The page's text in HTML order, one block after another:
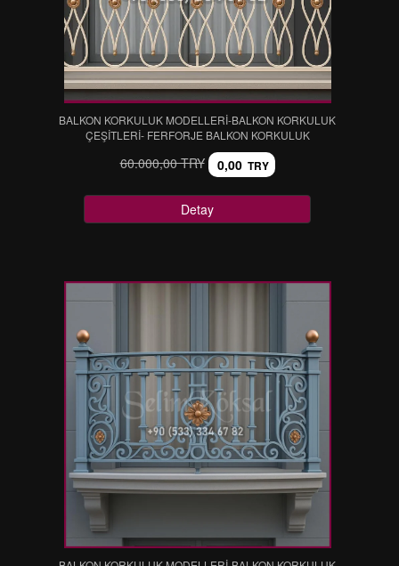
BALKON KORKULUK MODELLERİ-BALKON KORKULUK
ÇEŞİTLERİ- FERFORJE BALKON KORKULUK
60.000,00 TRY 0,00 TRY
Detay